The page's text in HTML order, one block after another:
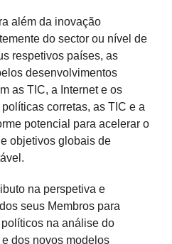
além da inovação
do sector ou nível de
respetivos países, as
desenvolvimentos
as TIC, a Internet e os
corretas, as TIC e a
potencial para acelerar o
objetivos globais de
na perspetiva e
seus Membros para
na análise do
dos novos modelos